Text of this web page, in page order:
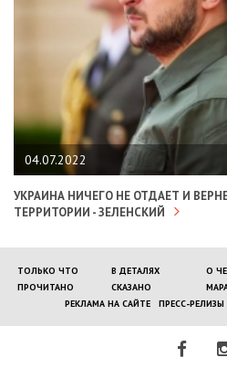
04.07.2022
УКРАИНА НИЧЕГО НЕ ОТДАЕТ И
ТЕРРИТОРИИ - ЗЕЛЕНСКИЙ
ТОЛЬКО ЧТО В ДЕТАЛЯХ О
ПРОЧИТАНО
СКАЗАНО
РЕКЛАМА НА САЙТЕ
ПРЕСС-РЕЛИЗЫ